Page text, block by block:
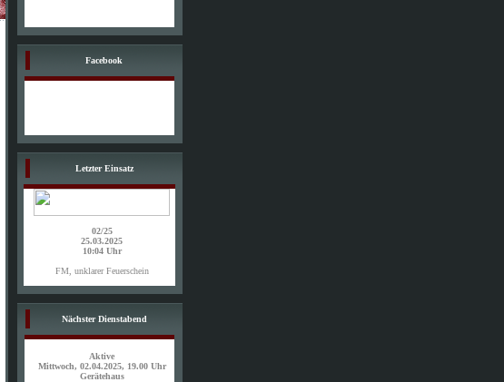
Facebook
Letzter Einsatz
02/25
25.03.2025
10:04 Uhr
FM, unklarer Feuerschein
Nächster Dienstabend
Aktive
Mittwoch, 02.04.2025, 19.00 Uhr
Gerätehaus